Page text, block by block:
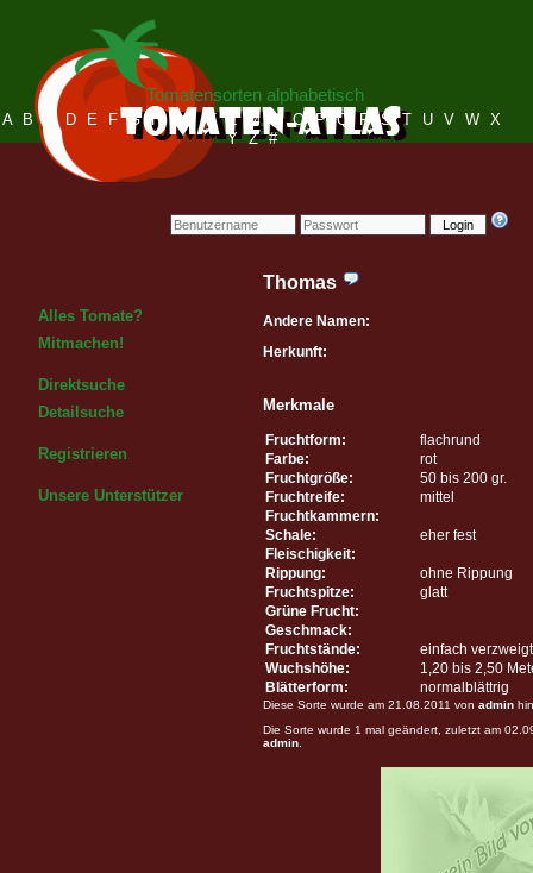
Login
Tomatensorten alphabetisch
A B C D E F G H I J K L M N O P Q R S T U V W X
Y Z #
Alles Tomate?
Mitmachen!
Direktsuche
Detailsuche
Registrieren
Unsere Unterstützer
Thomas
Andere Namen:
Herkunft:
Merkmale
Fruchtform:
flachrund
Farbe:
rot
Fruchtgröße:
50 bis 200 gr.
Fruchtreife:
mittel
Fruchtkammern:
Schale:
eher fest
Fleischigkeit:
Rippung:
ohne Rippung
Fruchtspitze:
glatt
Grüne Frucht:
Geschmack:
Fruchtstände:
einfach verzweigt
Wuchshöhe:
1,20 bis 2,50
Blätterform:
normalblättrig
Diese Sorte wurde am 21.08.2011 von admin
Die Sorte wurde 1 mal geändert, zuletzt am
admin